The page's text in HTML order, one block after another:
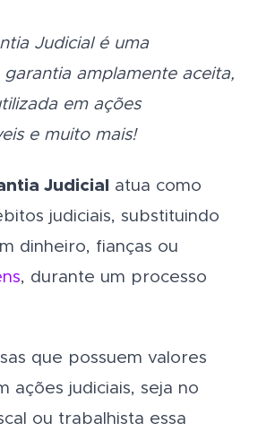
Judicial é uma
amplamente aceita,
em ações
e muito mais!
Judicial
atua como
judiciais, substituindo
dinheiro, fianças ou
, durante um processo
que possuem valores
ações judiciais, seja no
ou trabalhista essa